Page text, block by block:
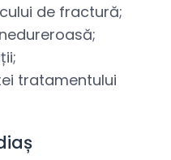
de fractură;
tratamentului